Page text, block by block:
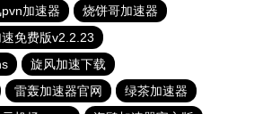
加速器
烧饼哥加速器
免费版v2.2.23
旋风加速下载
雷轰加速器官网
绿茶加速器